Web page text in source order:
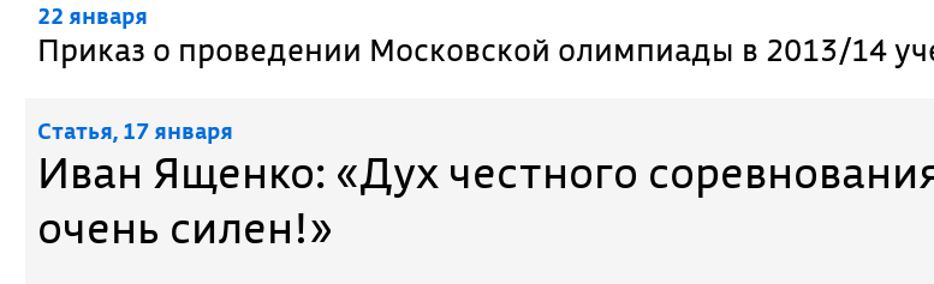
22 января
Приказ о проведении Московской олимпиады в 2013/14
Cтатья, 17 января
Иван Ященко: «Дух честного
очень силен!»